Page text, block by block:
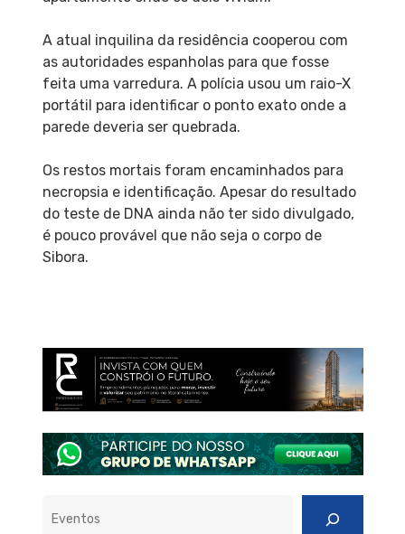
A atual inquilina da residência cooperou com
as autoridades espanholas para que fosse
feita uma varredura. A polícia usou um raio-X
portátil para identificar o ponto exato onde a
parede deveria ser quebrada.
Os restos mortais foram encaminhados para
necropsia e identificação. Apesar do resultado
do teste de DNA ainda não ter sido divulgado,
é pouco provável que não seja o corpo de
Sibora.